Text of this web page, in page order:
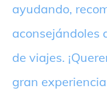
ayudando,
aconsejándoles
de viajes.
gran